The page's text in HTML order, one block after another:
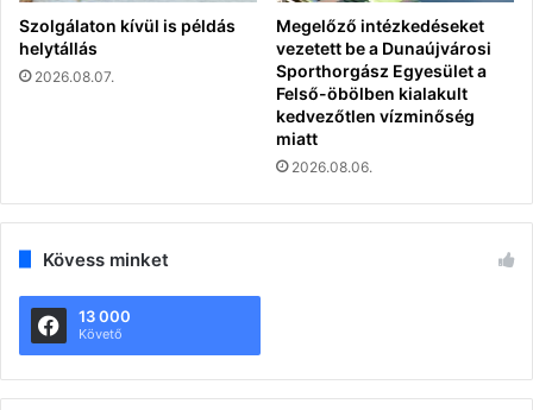
Szolgálaton kívül is példás
helytállás
2026.08.07.
Megelőző intézkedéseket
vezetett be a Dunaújvárosi
Sporthorgász Egyesület a
Felső-öbölben kialakult
kedvezőtlen vízminőség
miatt
2026.08.06.
Kövess minket
13 000
Követő